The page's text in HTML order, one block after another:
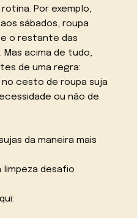
Por exemplo,
sábados, roupa
o restante das
Mas acima de tudo,
de uma regra:
cesto de roupa suja
ou não de
da maneira mais
limpeza desafio